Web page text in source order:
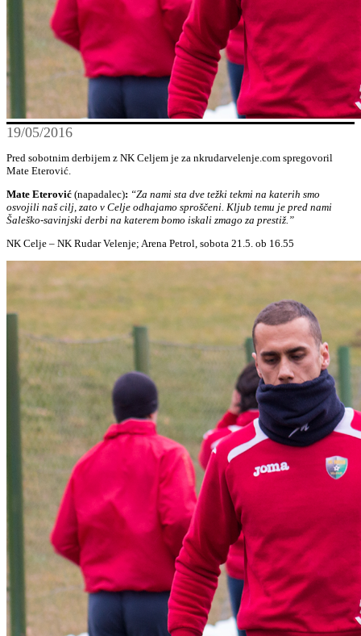
19/05/2016
Pred sobotnim derbijem z NK Celjem je za nkrudarvelenje.com spregovoril
Mate Eterović.
Mate Eterović (napadalec): “Za nami sta dve težki tekmi na katerih smo
osvojili naš cilj, zato v Celje odhajamo sproščeni. Kljub temu je pred nami
Šaleško-savinjski derbi na katerem bomo iskali zmago za prestiž.”
NK Celje – NK Rudar Velenje; Arena Petrol, sobota 21.5. ob 16.55